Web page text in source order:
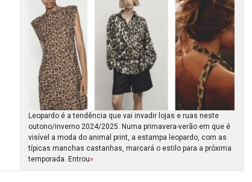
Leopardo é a tendência que vai invadir lojas e ruas neste
outono/inverno 2024/2025. Numa primavera-verão em que é
visível a moda do animal print, a estampa leopardo, com as
típicas manchas castanhas, marcará o estilo para a próxima
temporada. Entrou»